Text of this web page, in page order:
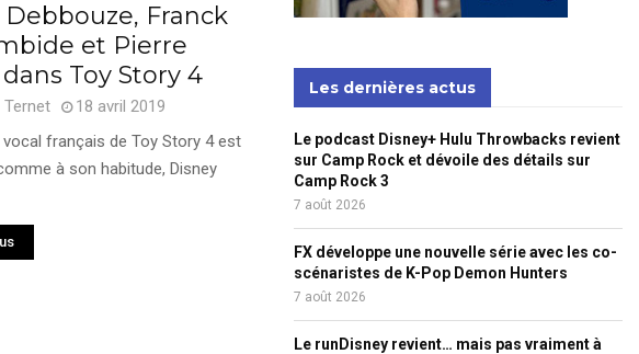
Franck
et Pierre
Toy Story 4
Ternet
18 avril 2019
français de Toy Story 4 est
à son habitude, Disney
Les dernières actus
Le podcast Disney+ Hulu Throwbacks revient
sur Camp Rock et dévoile des détails sur
Camp Rock 3
7 août 2026
FX développe une nouvelle série avec les co-
scénaristes de K-Pop Demon Hunters
7 août 2026
Le runDisney revient… mais pas vraiment à